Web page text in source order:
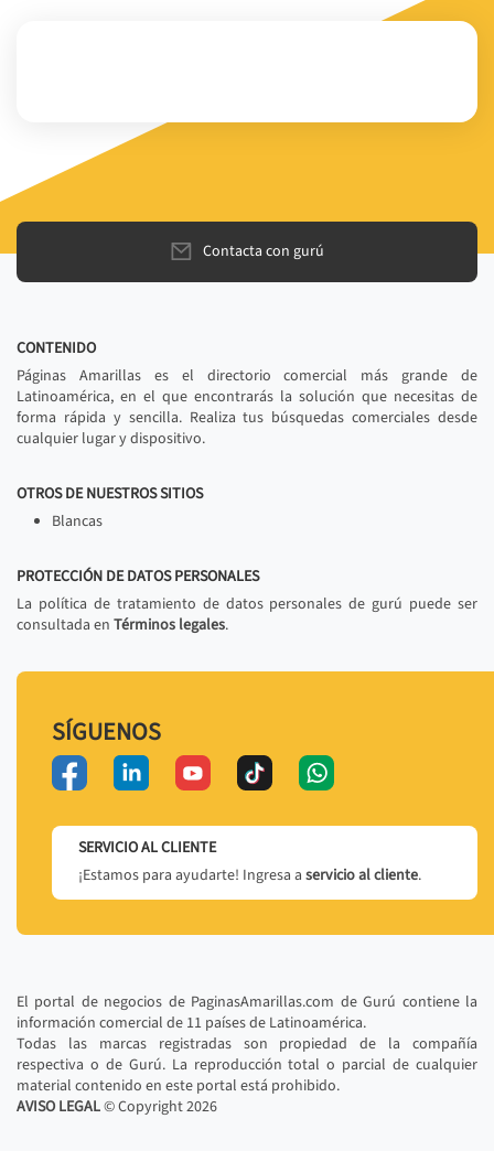
Contacta con gurú
CONTENIDO
Páginas Amarillas es el directorio comercial más grande de
Latinoamérica, en el que encontrarás la solución que necesitas de
forma rápida y sencilla. Realiza tus búsquedas comerciales desde
cualquier lugar y dispositivo.
OTROS DE NUESTROS SITIOS
Blancas
PROTECCIÓN DE DATOS PERSONALES
La política de tratamiento de datos personales de gurú puede ser
consultada en Términos legales.
SÍGUENOS
SERVICIO AL CLIENTE
¡Estamos para ayudarte! Ingresa a servicio al cliente.
El portal de negocios de PaginasAmarillas.com de Gurú contiene la
información comercial de 11 países de Latinoamérica.
Todas las marcas registradas son propiedad de la compañía
respectiva o de Gurú. La reproducción total o parcial de cualquier
material contenido en este portal está prohibido.
AVISO LEGAL© Copyright2026